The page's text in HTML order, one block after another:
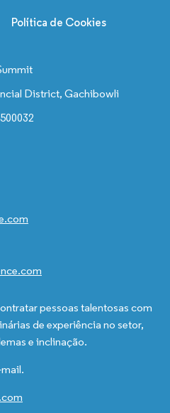
Política de Cookies
District, Gachibowli
pessoas talentosas com
de experiência no setor,
e inclinação.